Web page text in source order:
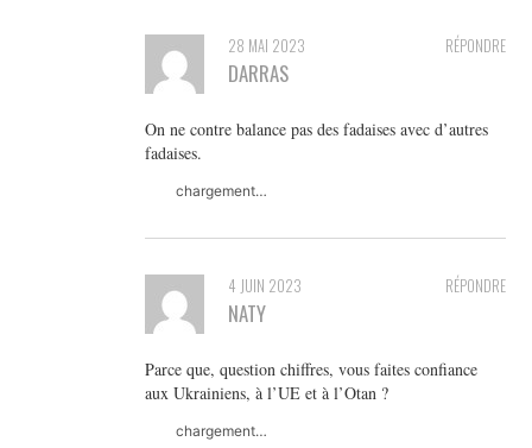
RÉPONDRE
28 MAI 2023
DARRAS
On ne contre balance pas des fadaises avec d’autres
fadaises.
chargement…
RÉPONDRE
4 JUIN 2023
NATY
Parce que, question chiffres, vous faites confiance
aux Ukrainiens, à l’UE et à l’Otan ?
chargement…